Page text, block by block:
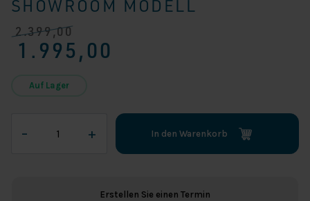
SHOWROOM MODELL
2.399,00
Ursprünglicher
Preis
€ 2.399,00
1.995,00
Aktueller
Preis
€ 1.995,00.
Auf Lager
–
Bett
+ In den Warenkorb
Erstellen Sie einen Termin